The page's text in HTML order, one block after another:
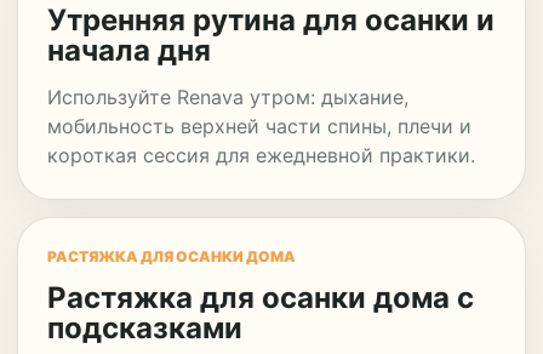
Утренняя рутина для осанки и
начала дня
Используйте Renava утром: дыхание,
мобильность верхней части спины, плечи и
короткая сессия для ежедневной практики.
РАСТЯЖКА ДЛЯ ОСАНКИ ДОМА
Растяжка для осанки дома с
подсказками